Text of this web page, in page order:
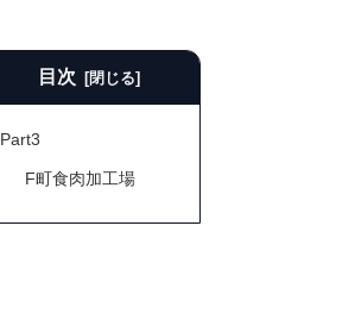
目次
Part3
F町食肉加工場